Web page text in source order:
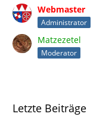
Webmaster
Administrator
Matzezetel
Moderator
Letzte Beiträge